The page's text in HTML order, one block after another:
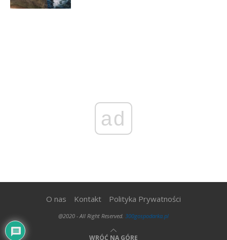
ad
O nas Kontakt Polityka Prywatności
@2020 - All Right Reserved. 300gospodarka.pl
WRÓĆ NA GÓRĘ